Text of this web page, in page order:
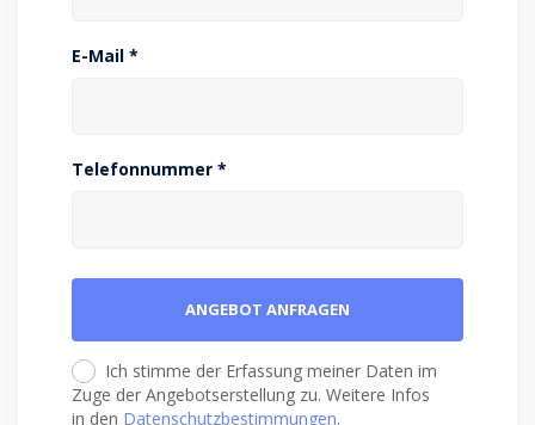
E-Mail *
Telefonnummer *
Ich stimme der Erfassung meiner Daten im
Zuge der Angebotserstellung zu. Weitere Infos
in den Datenschutzbestimmungen.